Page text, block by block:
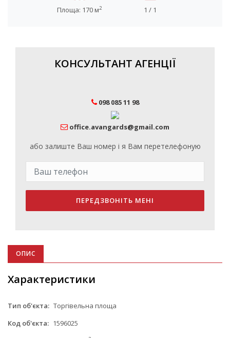
Площа: 170 м2 1 / 1
КОНСУЛЬТАНТ АГЕНЦІЇ
098 085 11 98
office.avangards@gmail.com
або залиште Ваш номер і я Вам перетелефоную
ПЕРЕДЗВОНІТЬ МЕНІ
ОПИС
Характеристики
Тип об'єкта: Торгівельна площа
Код об'єкта: 1596025